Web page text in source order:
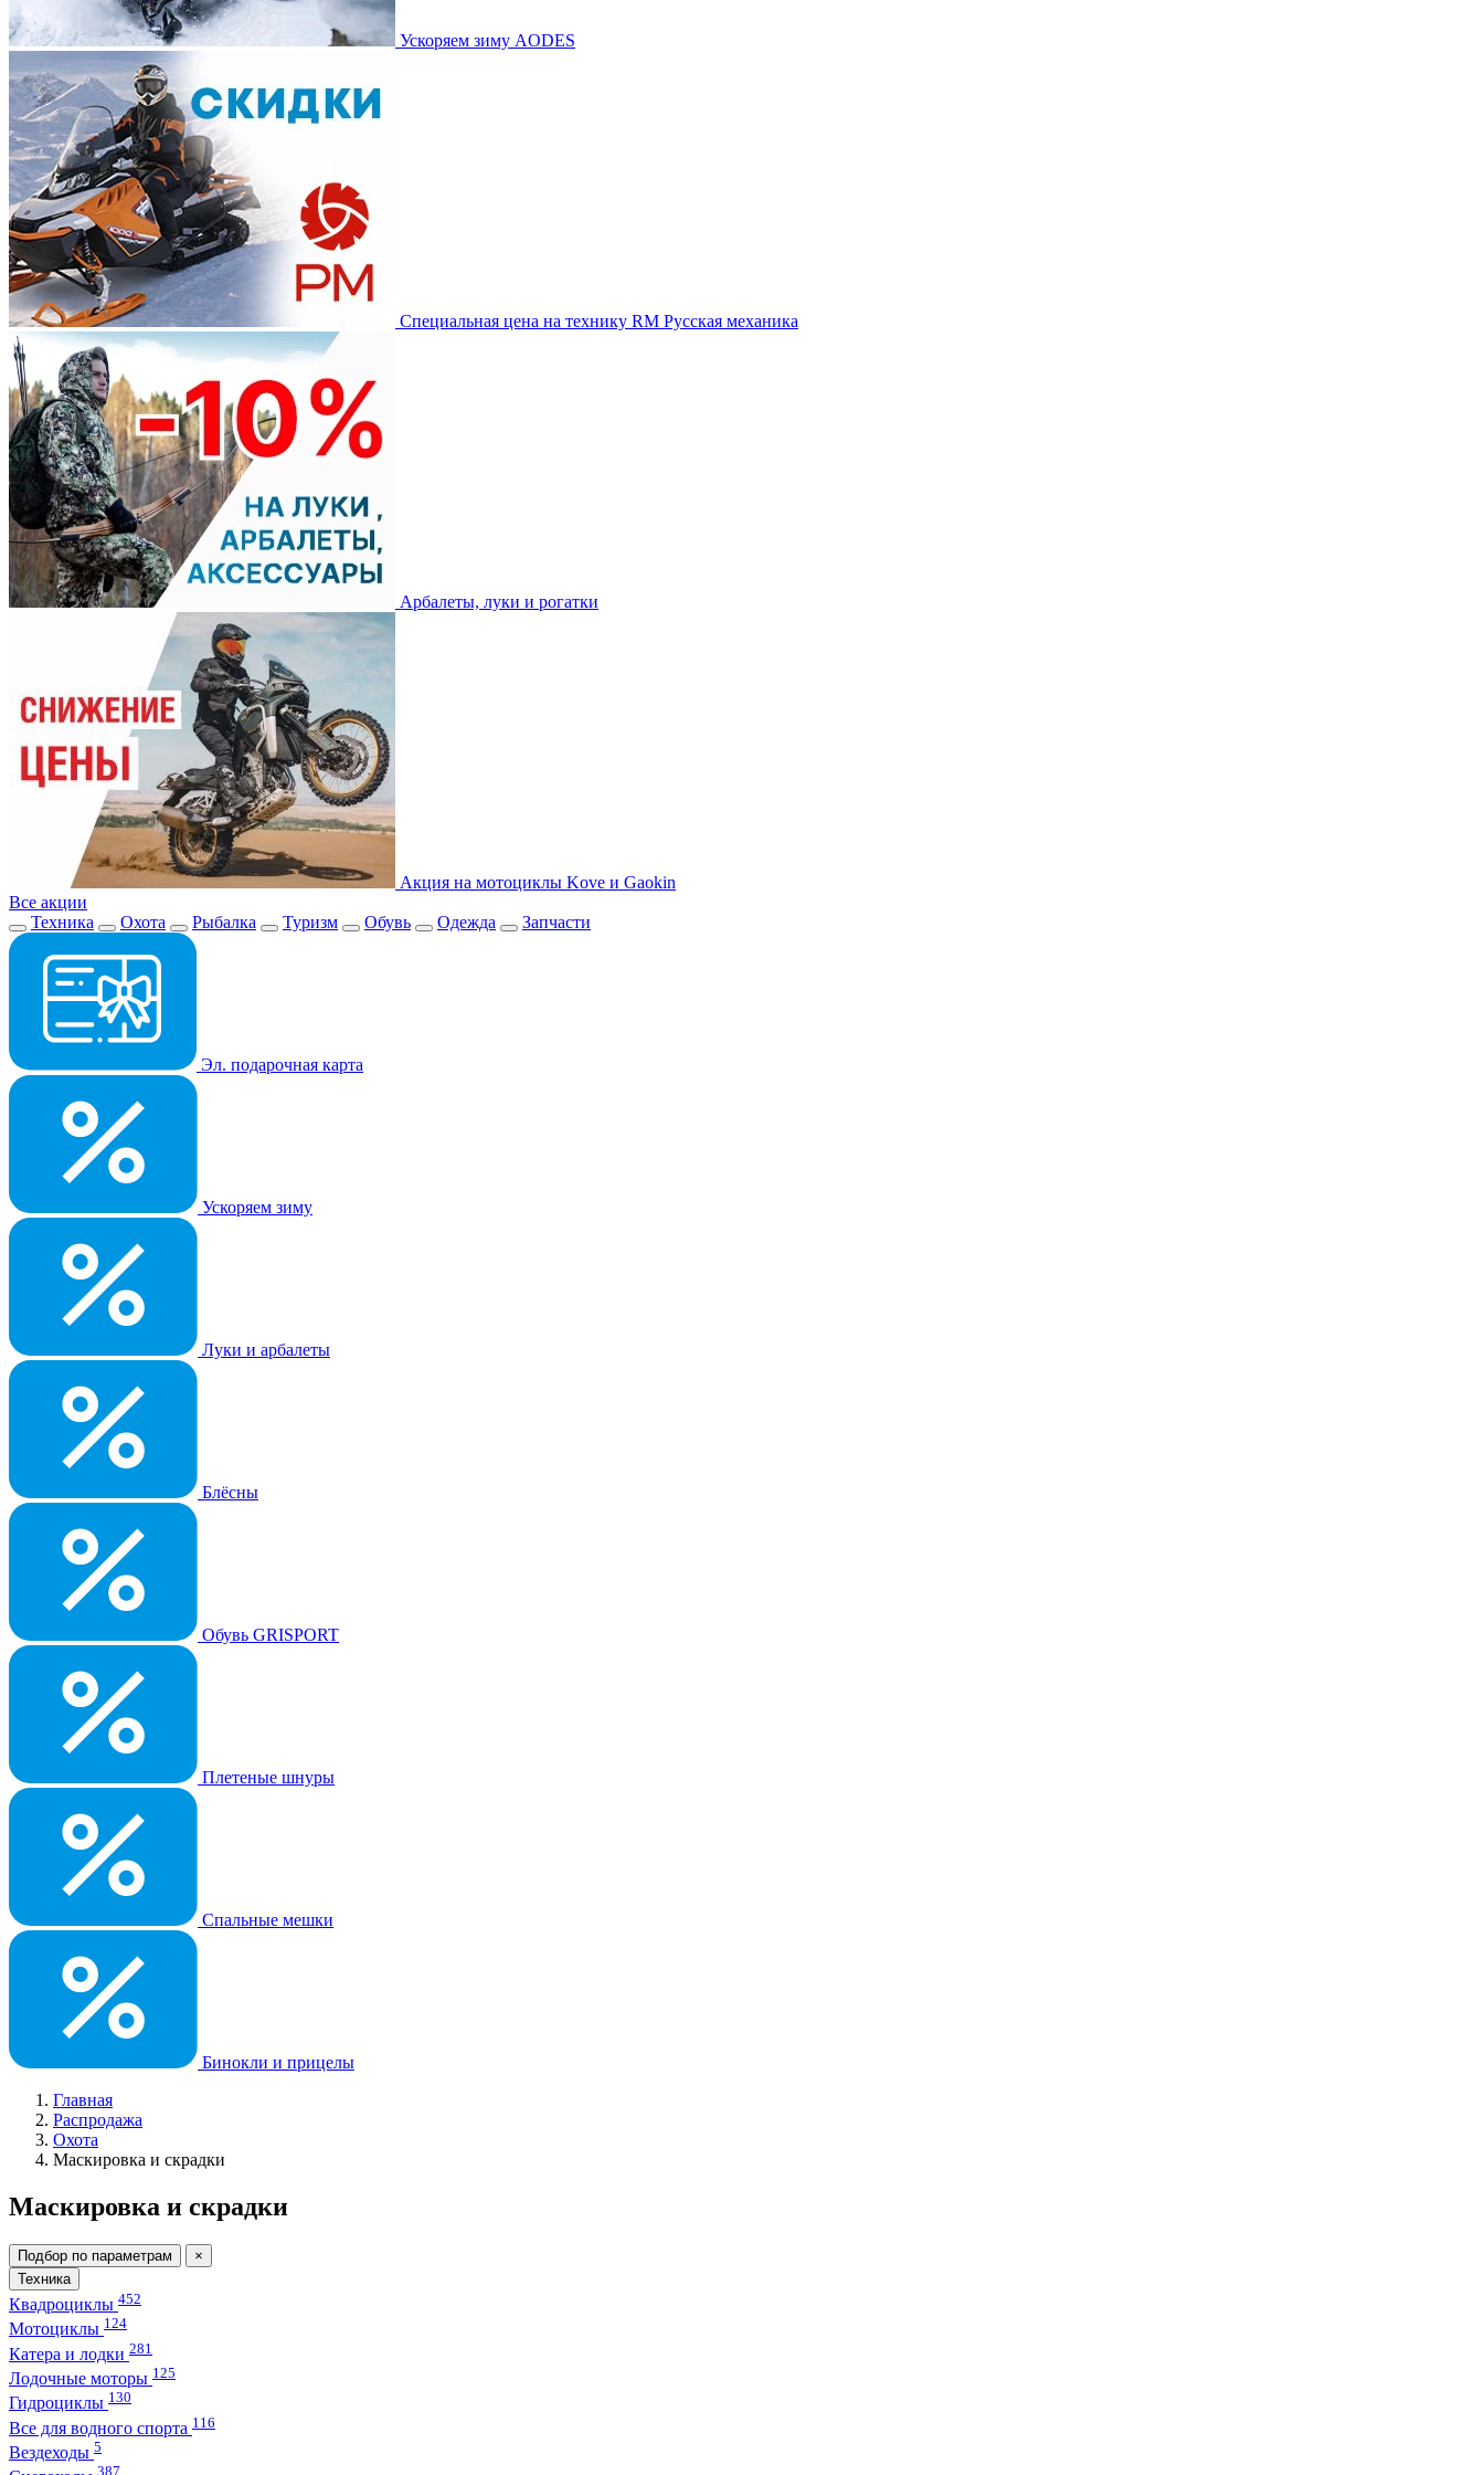
Ускоряем зиму AODES
Специальная цена на технику RM Русская механика
Арбалеты, луки и рогатки
Акция на мотоциклы Kove и Gaokin
Все акции
Техника
Охота Рыбалка Туризм Обувь Одежда Запчасти
Эл. подарочная карта
Ускоряем зиму
Луки и арбалеты
Блёсны
Обувь GRISPORT
Плетеные шнуры
Спальные мешки
Бинокли и прицелы
Главная
Распродажа
Охота
Маскировка и скрадки
Маскировка и скрадки
Подбор по параметрам
×
Техника
Квадроциклы 452
Мотоциклы 124
Катера и лодки 281
Лодочные моторы 125
Гидроциклы 130
Все для водного спорта 116
Вездеходы 5
387